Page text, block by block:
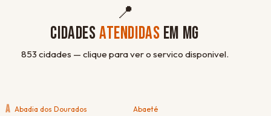
📍
CIDADESATENDIDAS EM MG
853 cidades — clique para ver o servico disponivel.
A Abadia dos Dourados
Abaeté